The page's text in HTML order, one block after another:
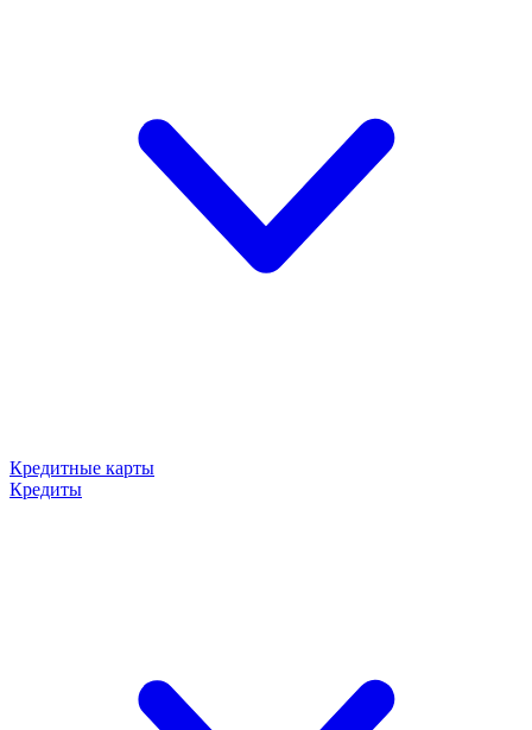
Кредитные карты
Кредиты